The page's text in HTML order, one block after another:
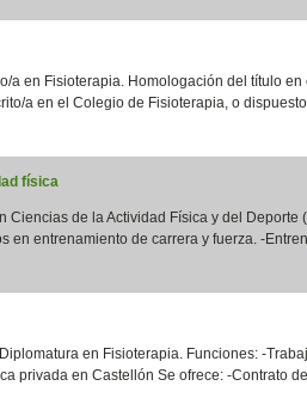
a en Fisioterapia. Homologación del título en
a en el Colegio de Fisioterapia, o
física
Ciencias de la Actividad Física y del Deporte
en entrenamiento de carrera y fuerza. -
en Fisioterapia. Funciones: -
privada en Castellón Se ofrece: -Contrato